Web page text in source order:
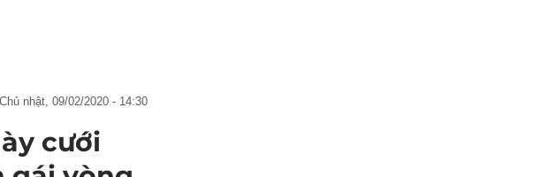
chủ nhật, 09/02/2020 - 14:30
cưới